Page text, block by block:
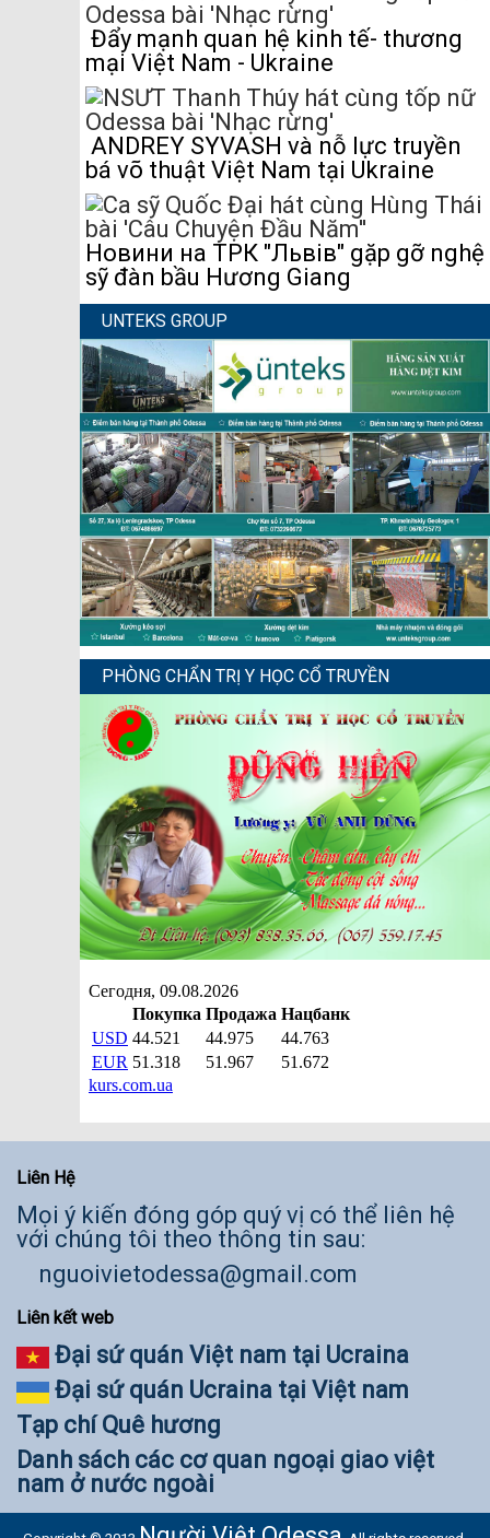
Đẩy mạnh quan hệ kinh tế- thương
mại Việt Nam - Ukraine
ANDREY SYVASH và nỗ lực truyền
bá võ thuật Việt Nam tại Ukraine
Новини на ТРК "Львів" gặp gỡ nghệ
sỹ đàn bầu Hương Giang
UNTEKS GROUP
PHÒNG CHẨN TRỊ Y HỌC CỔ TRUYỀN
Liên Hệ
Mọi ý kiến đóng góp quý vị có thể liên hệ
với chúng tôi theo thông tin sau:
nguoivietodessa@gmail.com
Liên kết web
Đại sứ quán Việt nam tại Ucraina
Đại sứ quán Ucraina tại Việt nam
Tạp chí Quê hương
Danh sách các cơ quan ngoại giao việt
nam ở nước ngoài